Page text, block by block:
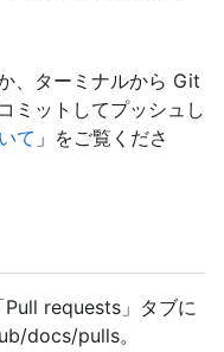
、ターミナルから Git
ミットしてプッシュし
て 」をご覧くださ
Pull requests」タブに
docs/pulls。